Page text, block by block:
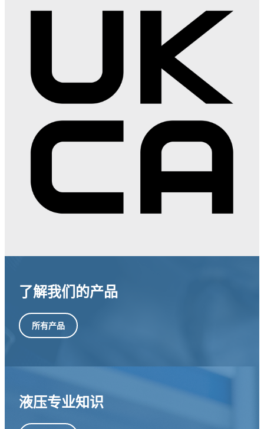
了解我们的产品
所有产品
液压专业知识